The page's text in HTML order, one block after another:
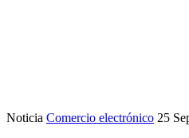
Noticia Comercio electrónico 25